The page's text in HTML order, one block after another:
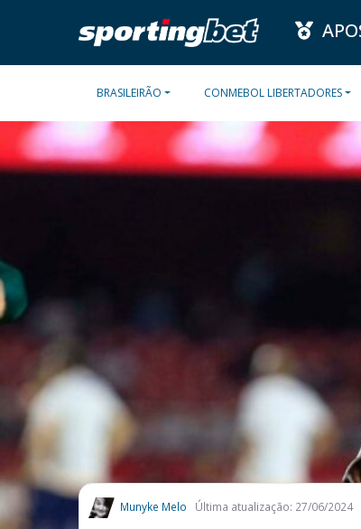
BRASILEIRÃO CONMEBOL LIBERTADORES
Munyke Melo Última atualização: 27/06/2024